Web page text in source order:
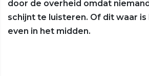
door de overheid omdat
schijnt te luisteren. Of dit waar
even in het midden.